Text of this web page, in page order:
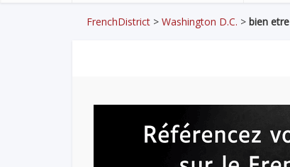
FrenchDistrict > Washington D.C. > bien etre